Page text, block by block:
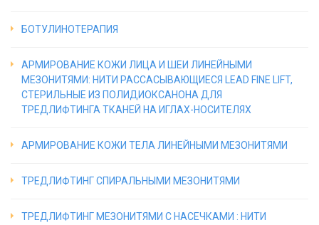
БОТУЛИНОТЕРАПИЯ
АРМИРОВАНИЕ КОЖИ ЛИЦА И ШЕИ ЛИНЕЙНЫМИ
МЕЗОНИТЯМИ: НИТИ РАССАСЫВАЮЩИЕСЯ LEAD FINE LIFT,
СТЕРИЛЬНЫЕ ИЗ ПОЛИДИОКСАНОНА ДЛЯ
ТРЕДЛИФТИНГА ТКАНЕЙ НА ИГЛАХ-НОСИТЕЛЯХ
АРМИРОВАНИЕ КОЖИ ТЕЛА ЛИНЕЙНЫМИ МЕЗОНИТЯМИ
ТРЕДЛИФТИНГ СПИРАЛЬНЫМИ МЕЗОНИТЯМИ
ТРЕДЛИФТИНГ МЕЗОНИТЯМИ С НАСЕЧКАМИ : НИТИ